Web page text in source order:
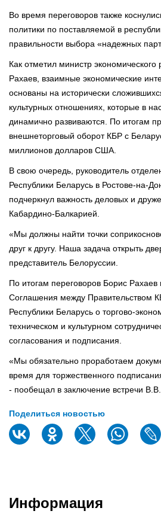
Во время переговоров также
политики по поставляемой в
правильности выбора «надежных
Как отметил министр
Рахаев, взаимные экономические
основаны на исторически
культурных отношениях, которые в
динамично развиваются. По итогам
внешнеторговый оборот КБР с
миллионов долларов США.
В свою очередь, руководитель
Республики Беларусь в Ростове-на-
подчеркнул важность деловых и
Кабардино-Балкарией.
«Мы должны найти точки
друг к другу. Наша задача открыть
представитель Белоруссии.
По итогам переговоров Борис Рахаев
Соглашения между Правительством
Республики Беларусь о торгово-
техническом и культурном
согласования и подписания.
«Мы обязательно проработаем
время для торжественного
- пообещал в заключение встречи
Поделиться новостью
Информация